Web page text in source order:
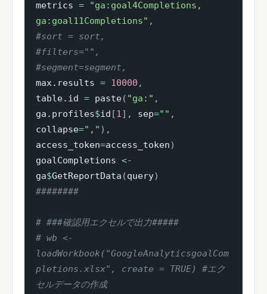
metrics =
"ga:goal4Completions,
ga:goal11Completions" ,
#sort = sort,
#filters="",
#segment=segment,
max.results = 10000 ,
table.id = paste( "ga:" ,
ga.profiles$id [1] , sep="" ,
collapse="," ) ,
access_token=access_token)
goalCompletions <-
ga$GetReportData (query)
########
# ###確認用エクセルで出力#####
# wb <-
loadWorkbook("GoogleAnalyticsgoalCom
pletions.xlsx", create = TRUE) #エク
セルデータの作成